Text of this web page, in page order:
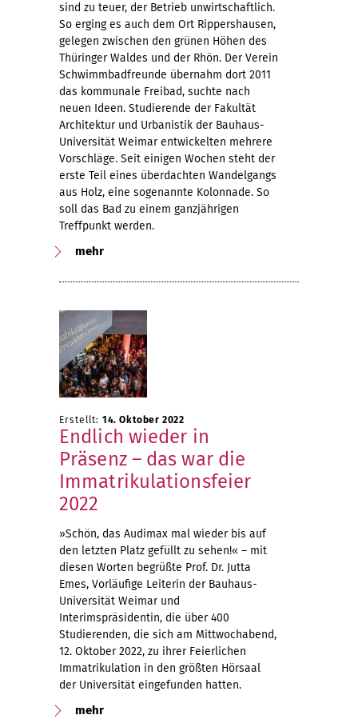
sind zu teuer, der Betrieb unwirtschaftlich.
So erging es auch dem Ort Rippershausen,
gelegen zwischen den grünen Höhen des
Thüringer Waldes und der Rhön. Der Verein
Schwimmbadfreunde übernahm dort 2011
das kommunale Freibad, suchte nach
neuen Ideen. Studierende der Fakultät
Architektur und Urbanistik der Bauhaus-
Universität Weimar entwickelten mehrere
Vorschläge. Seit einigen Wochen steht der
erste Teil eines überdachten Wandelgangs
aus Holz, eine sogenannte Kolonnade. So
soll das Bad zu einem ganzjährigen
Treffpunkt werden.
mehr
Erstellt: 14. Oktober 2022
Endlich wieder in
Präsenz – das war die
Immatrikulationsfeier
2022
»Schön, das Audimax mal wieder bis auf
den letzten Platz gefüllt zu sehen!« – mit
diesen Worten begrüßte Prof. Dr. Jutta
Emes, Vorläufige Leiterin der Bauhaus-
Universität Weimar und
Interimspräsidentin, die über 400
Studierenden, die sich am Mittwochabend,
12. Oktober 2022, zu ihrer Feierlichen
Immatrikulation in den größten Hörsaal
der Universität eingefunden hatten.
mehr